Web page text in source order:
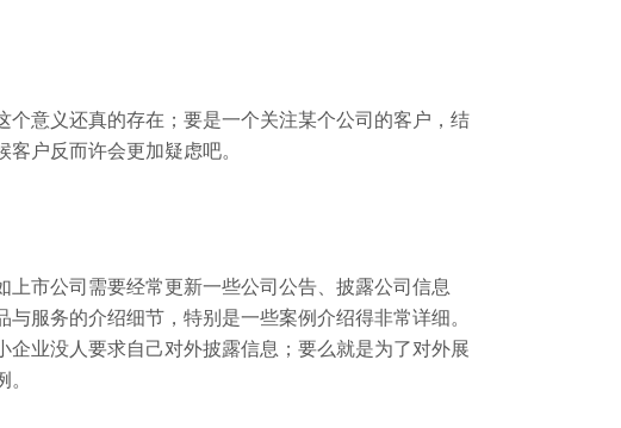
意义还真的存在；要是一个关注某个公司的客户，结
户反而许会更加疑虑吧。
市公司需要经常更新一些公司公告、披露公司信息
服务的介绍细节，特别是一些案例介绍得非常详细。
业没人要求自己对外披露信息；要么就是为了对外展